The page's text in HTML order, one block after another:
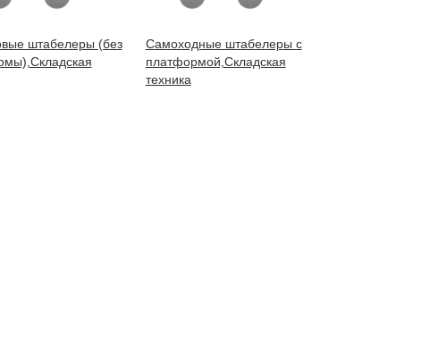
штабелеры (без
Самоходные штабелеры с
платформой,Складская
техника